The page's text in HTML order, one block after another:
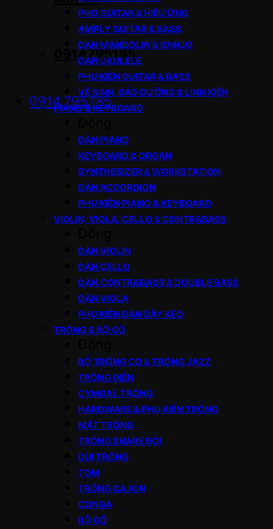
0914795185
0914.795.185
PHƠ GUITAR & HIỆU ỨNG
AMPLY GUITAR & BASS
ĐÀN MANDOLIN & BANJO
ĐÀN UKULELE
PHỤ KIỆN GUITAR & BASS
VỆ SINH, BẢO DƯỠNG & LINH KIỆN
PIANO & KEYBOARD
ĐÀN PIANO
KEYBOARD & ORGAN
SYNTHESIZER & WORKSTATION
ĐÀN ACCORDION
PHỤ KIỆN PIANO & KEYBOARD
VIOLIN, VIOLA, CELLO & CONTRABASS
ĐÀN VIOLIN
ĐÀN CELLO
ĐÀN CONTRABASS & DOUBLE BASS
ĐÀN VIOLA
PHỤ KIỆN ĐÀN DÂY KÉO
TRỐNG & BỘ GÕ
BỘ TRỐNG CƠ & TRỐNG JAZZ
TRỐNG ĐIỆN
CYMBAL TRỐNG
HARDWARE & PHỤ KIỆN TRỐNG
MẶT TRỐNG
TRỐNG SNARE RỜI
DÙI TRỐNG
TOM
TRỐNG CAJON
CONGA
BỘ GÕ